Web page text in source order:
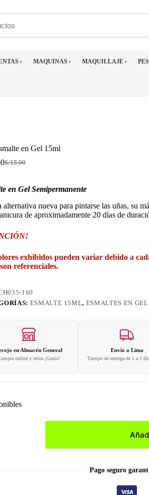
▼ MAQUINAS ▼ MAQUILLAJE ▼
en Gel 15ml
S/15.00
El
original
era:
S/15.00.
El
actual
es:
S/12.00.
en Gel Semipermanente
alternativa nueva para pintarse las uñas, su
de aproximadamente 20 días de
exhibidos pueden variar debido a
referenciales.
160
ESMALTE 15ML, ESMALTES EN GEL
en Almacén General
online y retira ¡Gratis!
Envío a Lima
Tiempo de entrega de 1 a 2
Pago seguro